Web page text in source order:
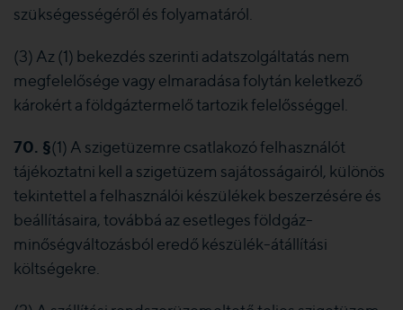
szükségességéről és folyamatáról.
(3) Az (1) bekezdés szerinti adatszolgáltatás nem
megfelelősége vagy elmaradása folytán keletkező
károkért a földgáztermelő tartozik felelősséggel.
70. §(1) A szigetüzemre csatlakozó felhasználót
tájékoztatni kell a szigetüzem sajátosságairól, különös
tekintettel a felhasználói készülékek beszerzésére és
beállításaira, továbbá az esetleges földgáz-
minőségváltozásból eredő készülék-átállítási
költségekre.